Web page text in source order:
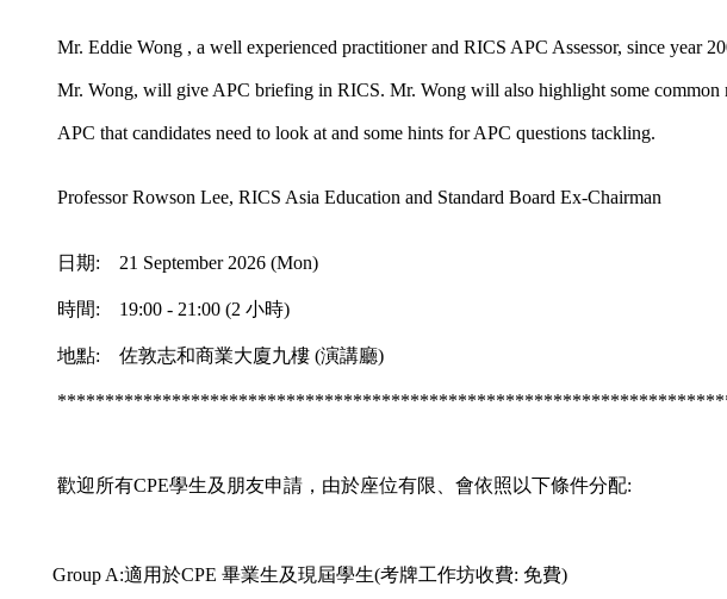
Mr. Eddie Wong , a well experienced practitioner and RICS APC Assessor, since year
Mr. Wong, will give APC briefing in RICS. Mr. Wong will also highlight some common
APC that candidates need to look at and some hints for APC questions tackling.
Professor Rowson Lee, RICS Asia Education and Standard Board Ex-Chairman
日期: 21 September 2026 (Mon)
時間: 19:00 - 21:00 (2 小時)
地點: 佐敦志和商業大廈九樓 (演講廳)
歡迎所有CPE學生及朋友申請，由於座位有限、會依照以下條件分配:
Group A:適用於CPE 畢業生及現屆學生(考牌工作坊收費: 免費)